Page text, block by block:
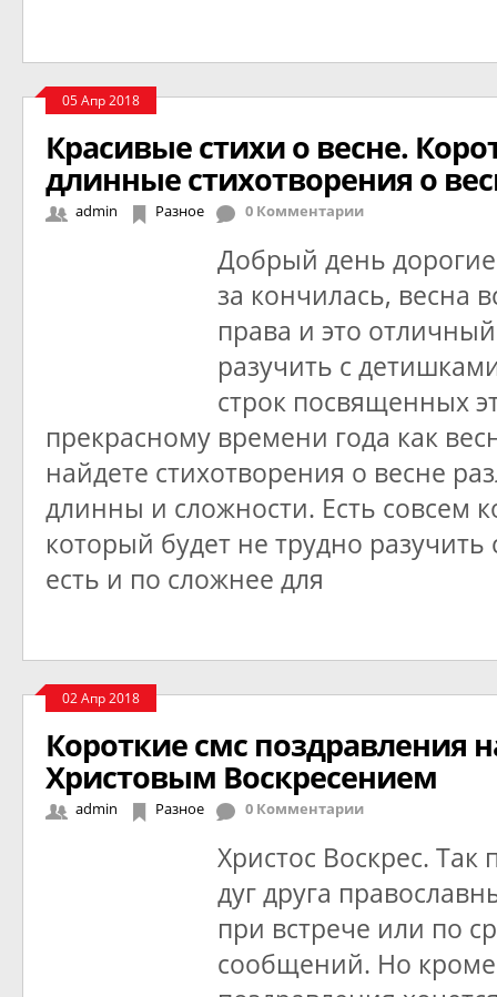
05 Апр 2018
Красивые стихи о весне.
длинные стихотворения о
admin Разное 0 Комментарии
Добрый день
за кончилась, весна
права и это
разучить с
строк посвященных
прекрасному времени года как
найдете стихотворения о весне
длинны и сложности. Есть совсем
который будет не трудно
есть и по сложнее для
02 Апр 2018
Короткие смс поздравления
Христовым Воскресением
admin Разное 0 Комментарии
Христос Воскрес. Так
дуг друга
при встрече или по
сообщений. Но кроме